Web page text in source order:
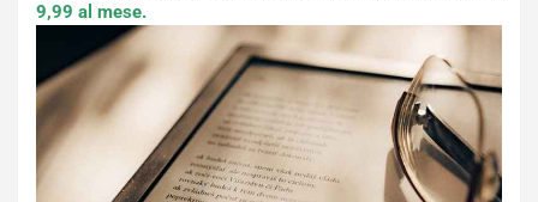
9,99 al mese.